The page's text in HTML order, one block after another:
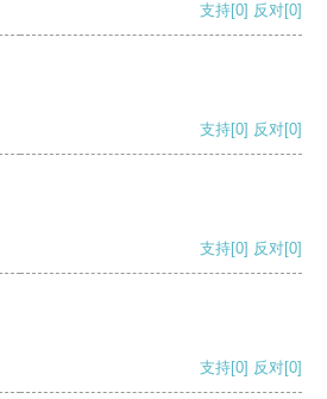
支持[0] 反对[0]
支持[0] 反对[0]
支持[0] 反对[0]
支持[0] 反对[0]